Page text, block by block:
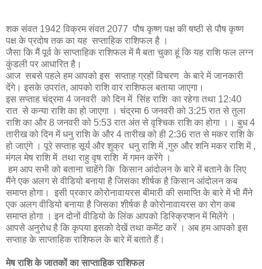
शक संवत 1942 विक्रम संवत 2077 पौष कृष्ण पक्ष की षष्ठी से पौष कृष्ण
पक्ष के प्रदोष तक का यह सप्ताहिक राशिफल है ।
जैसा कि मैं पूर्व के साप्ताहिक राशिफल में मै बता चुका हूं कि यह राशि फल लग्न
कुंडली पर आधारित है।
आज सबसे पहले हम आपको इस सप्ताह ग्रहों विचरण के बारे में जानकारी
देंगे। इसके उपरांत, आपको राशि वार राशिफल बताया जाएगा।
इस सप्ताह चंद्रमा 4 जनवरी को दिन में सिंह राशि का रहेगा तथा 12:40
रात से कन्या राशि का हो जाएगा । चंद्रमा 6 जनवरी को 3:25 रात से तुला
राशि का और 8 जनवरी को 5:53 रात अंत से वृश्चिक राशि का होगा ।। बुध 4
तारीख को दिन में धनु राशि के और 4 तारीख को ही 2:36 रात से मकर राशि के
हो जाएंगे । पूरे सप्ताह सूर्य और शुक्र धनु राशि में ,गुरु और शनि मकर राशि में ,
मंगल मेष राशि में तथा राहु वृष राशि में गमन करेंगे ।
हम आप सभी को बताना चाहेंगे कि किसान आंदोलन के बारे में बताने के लिए
मैंने एक अलग से वीडियो बनाया है जिसका शीर्षक है किसान आंदोलन कब
समाप्त होगा। इसी प्रकार कोरोनावायरस बीमारी की समाप्ति के बारे में भी मैंने
एक अलग वीडियो बनाया है जिसका शीर्षक है कोरोनावायरस का रोग कब
समाप्त होगा । इन दोनों वीडियो के लिंक आपको डिस्क्रिप्शन में मिलेंगे ।
आपसे अनुरोध है कि कृपया इसको देखें तथा कमेंट करें । अब हम आपको इस
सप्ताह के साप्ताहिक राशिफल के बारे में बताते हैं।
मेष राशि के जातकों का साप्ताहिक राशिफल